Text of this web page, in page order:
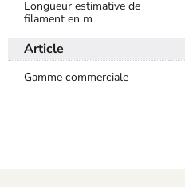
Longueur estimative de
filament en m
Article
Gamme commerciale